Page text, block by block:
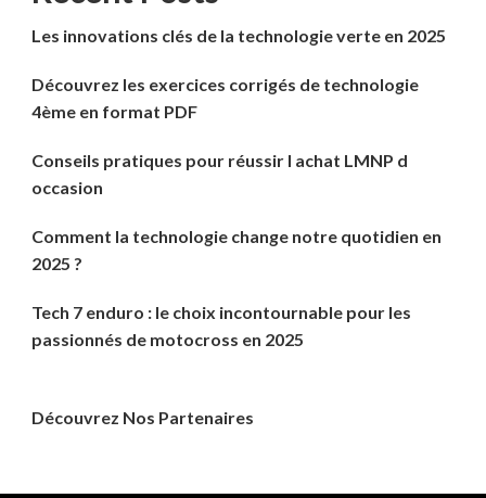
Les innovations clés de la technologie verte en 2025
Découvrez les exercices corrigés de technologie
4ème en format PDF
Conseils pratiques pour réussir l achat LMNP d
occasion
Comment la technologie change notre quotidien en
2025 ?
Tech 7 enduro : le choix incontournable pour les
passionnés de motocross en 2025
Découvrez Nos Partenaires